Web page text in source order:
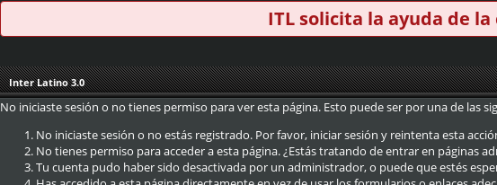
ITL solicita la ayuda de
Inter Latino 3.0
No iniciaste sesión o no tienes permiso para ver esta página. Esto puede ser por una de las
No iniciaste sesión o no estás registrado. Por favor, iniciar sesión y reintenta esta
No tienes permiso para acceder a esta página. ¿Estás tratando de entrar en páginas
Tu cuenta pudo haber sido desactivada por un administrador, o puede que estés